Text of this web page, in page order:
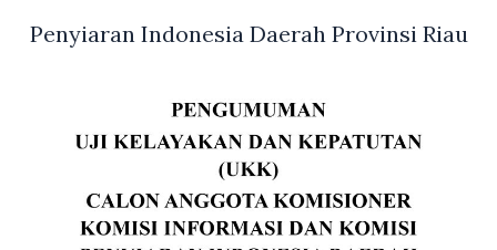
Penyiaran Indonesia Daerah Provinsi Riau